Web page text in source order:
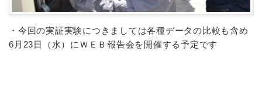
・今回の実証実験につきましては各種データの比較も含め
6 月 23日（水）にＷＥＢ報告会を開催する予定です